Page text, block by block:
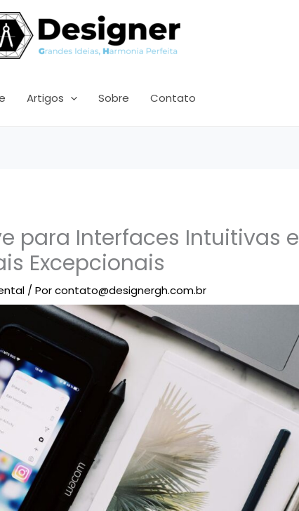
Artigos Sobre Contato
para Interfaces Intuitivas e
Excepcionais
/ Porcontato@designergh.com.br